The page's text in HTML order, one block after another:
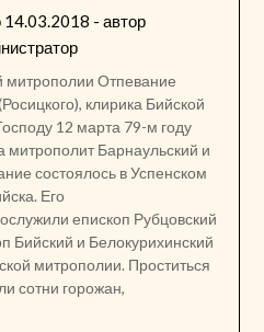
14.03.2018 - автор
митрополии Отпевание
клирика Бийской
12 марта 79-м году
Барнаульский и
состоялось в Успенском
Его
епископ Рубцовский
Бийский и Белокурихинский
митрополии. Проститься
сотни горожан,